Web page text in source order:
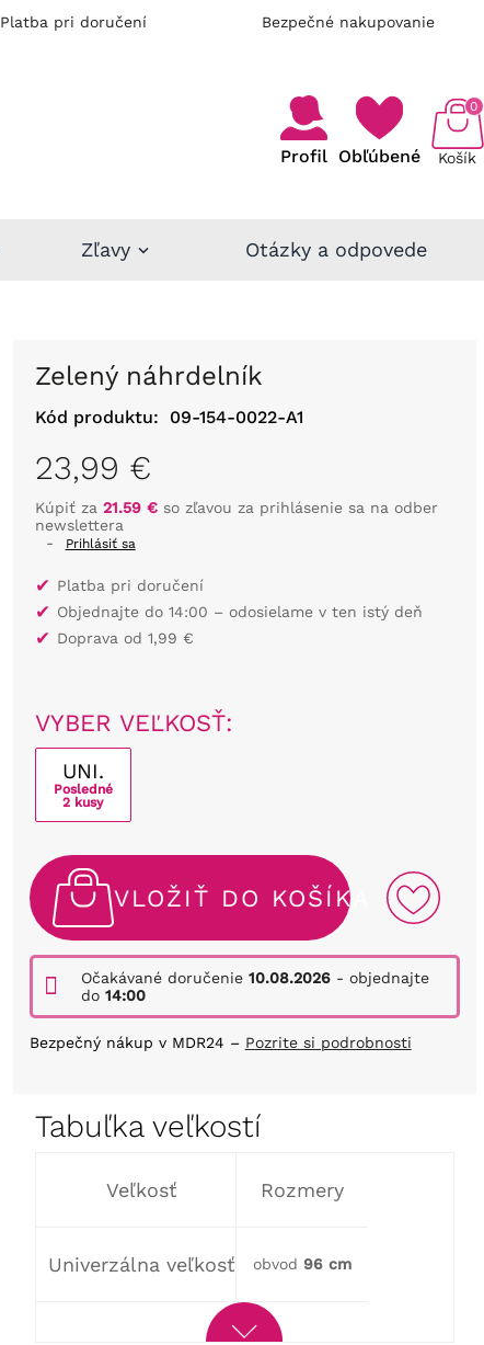
Platba pri doručení Bezpečné nakupovanie
Profil Obľúbené Košík
0
Zľavy Otázky a odpovede
Zelený náhrdelník
Kód produktu: 09-154-0022-A1
23,99 €
Kúpiť za 21.59 €so zľavou za prihlásenie sa na odber
newslettera
-
Prihlásiť sa
✔ Platba pri doručení
✔ Objednajte do 14:00 – odosielame v ten istý deň
✔ Doprava od 1,99 €
VYBER VEĽKOSŤ:
UNI.
Posledné
2 kusy
VLOŽIŤ DO KOŠÍKA
Očakávané doručenie 10.08.2026- objednajte
do 14:00
Bezpečný nákup v MDR24 – Pozrite si podrobnosti
Tabuľka veľkostí
Veľkosť Rozmery
Univerzálna veľkosť obvod 96 cm